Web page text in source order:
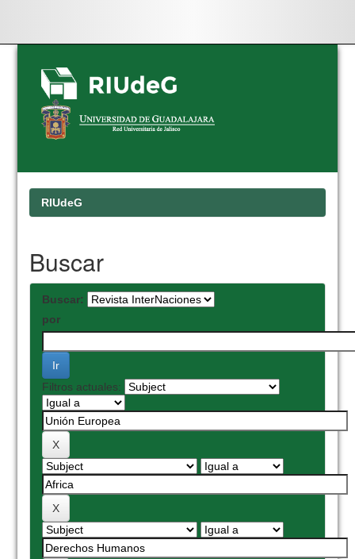
Skip
navigation
RIUdeG
Buscar
Buscar:
por
Filtros actuales: